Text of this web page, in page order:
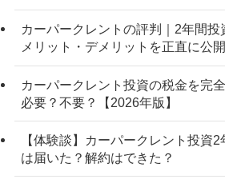
カーパークレントの評判｜2年間投
メリット・デメリットを正直に公開
カーパークレント投資の税金を完
必要？不要？【2026年版】
【体験談】カーパークレント投資
は届いた？解約はできた？